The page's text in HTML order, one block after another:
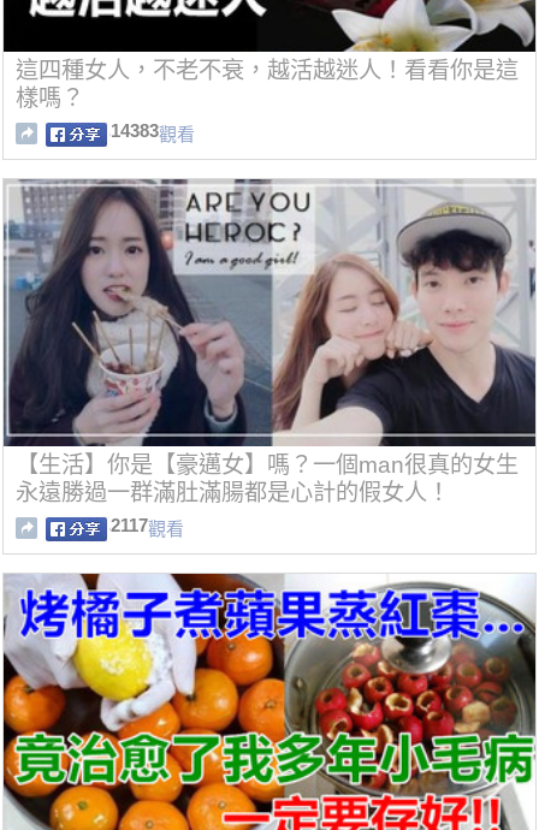
這四種女人，不老不衰，越活越迷人！看看你是這
樣嗎？
14383觀看
【生活】你是【豪邁女】嗎？一個man很真的女生
永遠勝過一群滿肚滿腸都是心計的假女人！
2117觀看